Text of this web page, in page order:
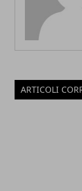
ARTICOLI